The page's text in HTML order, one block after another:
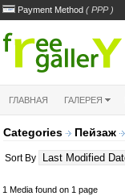
Payment Method ( PPP )
ГЛАВНАЯ ГАЛЕРЕЯ
Categories Пейзаж
Sort By
1 Media found on 1 page